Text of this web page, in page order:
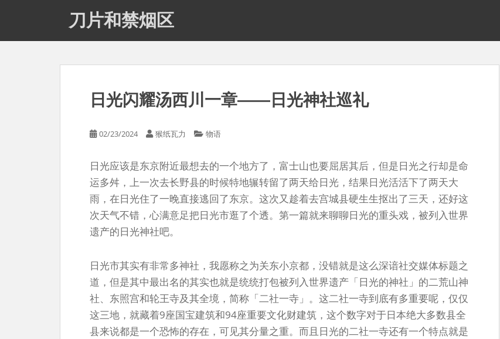
刀片和禁烟区
日光闪耀汤西川一章——日光神社巡礼
02/23/2024 猴纸瓦力 物语
日光应该是东京附近最想去的一个地方了，富士山也要屈居其后，但是日光之行却是命
运多舛，上一次去长野县的时候特地辗转留了两天给日光，结果日光活活下了两天大
雨，在日光住了一晚直接逃回了东京。这次又趁着去宫城县硬生生抠出了三天，还好这
次天气不错，心满意足把日光市逛了个透。第一篇就来聊聊日光的重头戏，被列入世界
遗产的日光神社吧。
日光市其实有非常多神社，我愿称之为关东小京都，没错就是这么深谙社交媒体标题之
道，但是其中最出名的其实也就是统统打包被列入世界遗产「日光的神社」的二荒山神
社、东照宫和轮王寺及其全境，简称「二社一寺」。这二社一寺到底有多重要呢，仅仅
这三地，就藏着9座国宝建筑和94座重要文化财建筑，这个数字对于日本绝大多数县全
县来说都是一个恐怖的存在，可见其分量之重。而且日光的二社一寺还有一个特点就是